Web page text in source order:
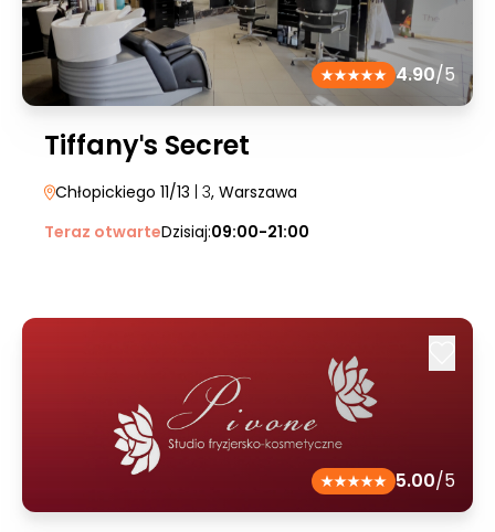
4.90/5
Tiffanyˈs Secret
Chłopickiego 11/13 | 3, Warszawa
Teraz otwarteDzisiaj:09:00-21:00
5.00/5